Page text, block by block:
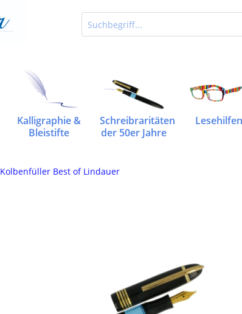
Kalligraphie &
Bleistifte
Schreibraritäten
der 50er Jahre
Lesehilfen
Kolbenfüller Best of Lindauer